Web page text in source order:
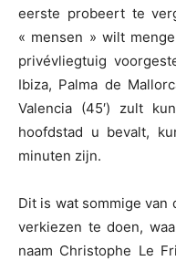
eerste probeert te
« mensen » wilt
privévliegtuig
Ibiza, Palma de
Valencia (45′) zult
hoofdstad u bevalt,
minuten zijn.
Dit is wat sommige van
verkiezen te doen,
naam Christophe Le